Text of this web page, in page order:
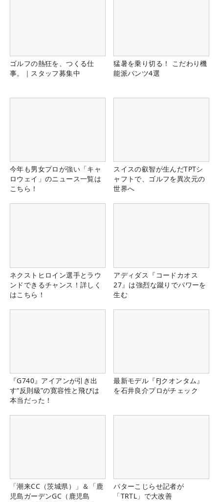
ゴルフの熱狂を、つくる仕
事。｜スタッフ募集中
猛暑を乗り切る！ こだわり機
能派パンツ4選
今年も男女プロが強い「キャ
ロウェイ」のニュース一覧は
こちら！
スイスの叡智が生んだTPTシ
ャフトで、ゴルフを異次元の
世界へ
ネクストヒロイン選手とラウ
ンドできるチャンス！詳しく
はこちら！
アディダス『コードカオス
27』は強烈な蹴りでパワーを
生む
『G740』アイアンが引き出
す“反則級”の寛容性と飛びは
本当だった！
最新モデル『FJクオンタム』
を石井良介プロがチェック
「潮来CC（茨城県）」＆「鹿
児島ガーデンGC（鹿児島
パターこじらせ記者が
「TRTL」で大改善